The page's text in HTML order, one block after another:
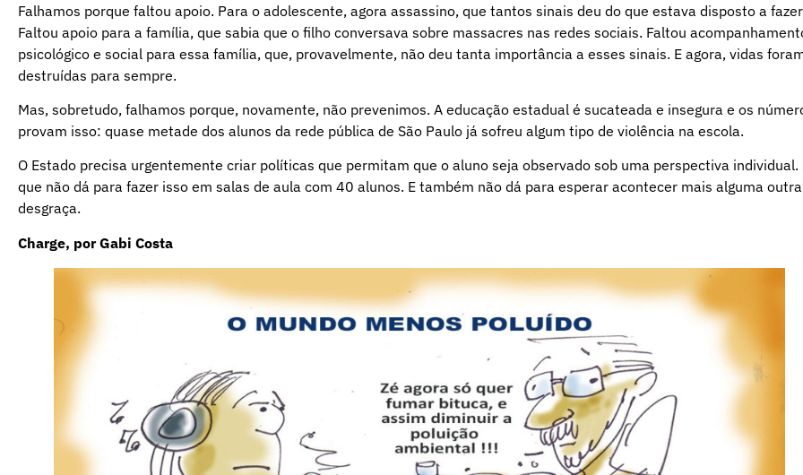
Falhamos porque faltou apoio. Para o adolescente, agora assassino, que tantos sinais deu do que estava disposto a
Faltou apoio para a família, que sabia que o filho conversava sobre massacres nas redes sociais. Faltou
psicológico e social para essa família, que, provavelmente, não deu tanta importância a esses sinais. E agora, vidas
destruídas para sempre.
Mas, sobretudo, falhamos porque, novamente, não prevenimos. A educação estadual é sucateada e insegura e os
provam isso: quase metade dos alunos da rede pública de São Paulo já sofreu algum tipo de violência na escola.
O Estado precisa urgentemente criar políticas que permitam que o aluno seja observado sob uma perspectiva individual.
que não dá para fazer isso em salas de aula com 40 alunos. E também não dá para esperar acontecer mais alguma outra
desgraça.
Charge, por Gabi Costa